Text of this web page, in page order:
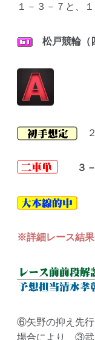
１－３－７と、
松戸競輪（
３
※詳細レース結果
⑥矢野の抑え先
場合により、③武